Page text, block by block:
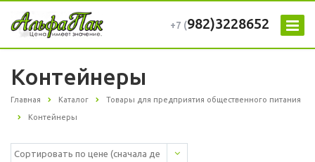
+7 (982)3228652
Контейнеры
Главная Каталог Товары для предприятия общественного питания
Контейнеры